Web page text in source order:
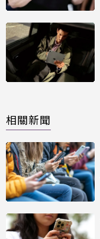
相關新聞